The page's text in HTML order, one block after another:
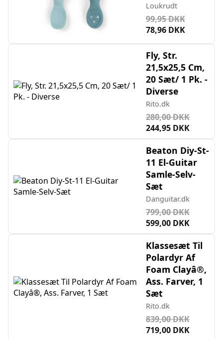
Loukrudt
99,95 DKK
78,96 DKK
Fly, Str.
21,5x25,5 Cm,
20 Sæt/ 1 Pk. -
Diverse
Rito.dk
280,00 DKK
244,95 DKK
Beaton Diy-St-
11 El-Guitar
Samle-Selv-
Sæt
Danguitar.dk
799,00 DKK
599,00 DKK
Klassesæt Til
Polardyr Af
Foam Clayâ®,
Ass. Farver, 1
Sæt
Rito.dk
839,00 DKK
719,00 DKK